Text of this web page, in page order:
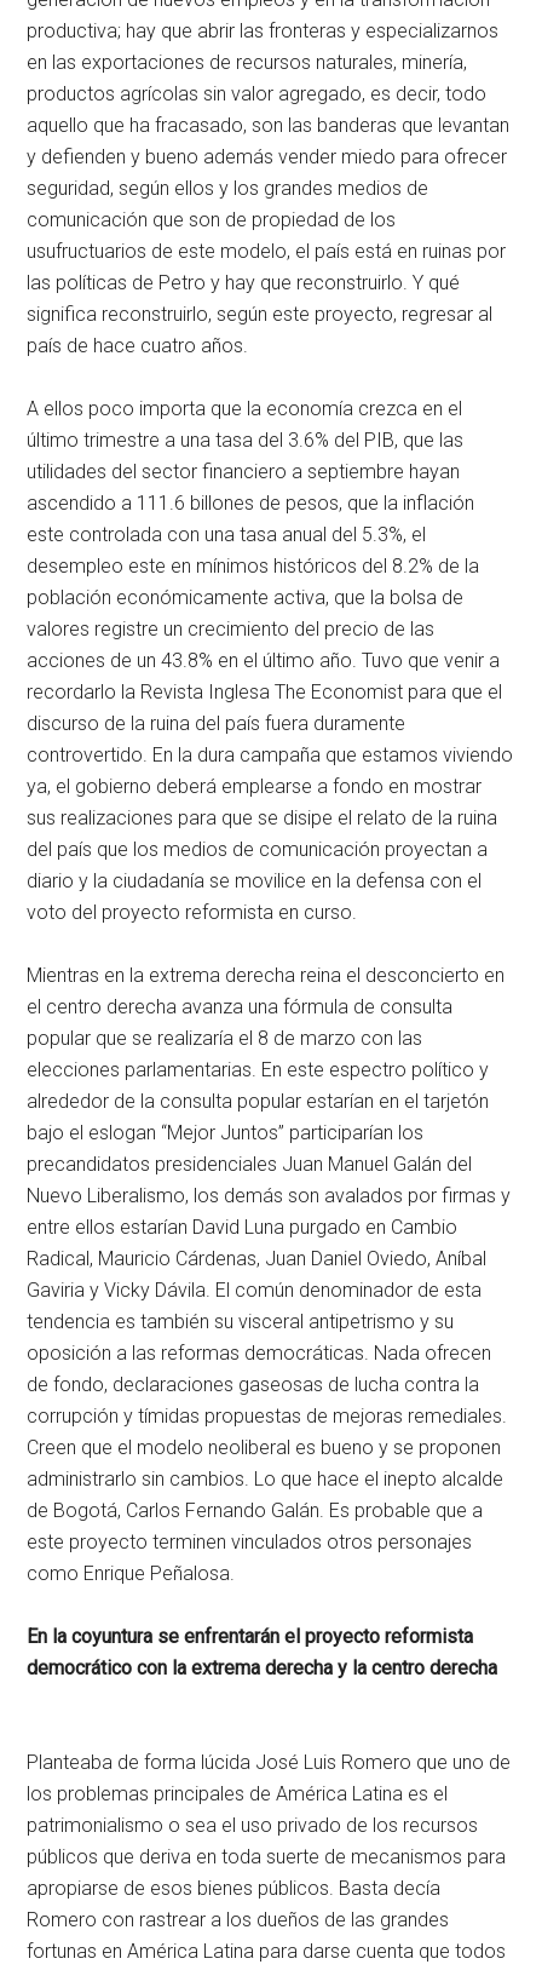
productiva; hay que abrir las fronteras y especializarnos
en las exportaciones de recursos naturales, minería,
productos agrícolas sin valor agregado, es decir, todo
aquello que ha fracasado, son las banderas que levantan
y defienden y bueno además vender miedo para ofrecer
seguridad, según ellos y los grandes medios de
comunicación que son de propiedad de los
usufructuarios de este modelo, el país está en ruinas por
las políticas de Petro y hay que reconstruirlo. Y qué
significa reconstruirlo, según este proyecto, regresar al
país de hace cuatro años.
A ellos poco importa que la economía crezca en el
último trimestre a una tasa del 3.6% del PIB, que las
utilidades del sector financiero a septiembre hayan
ascendido a 111.6 billones de pesos, que la inflación
este controlada con una tasa anual del 5.3%, el
desempleo este en mínimos históricos del 8.2% de la
población económicamente activa, que la bolsa de
valores registre un crecimiento del precio de las
acciones de un 43.8% en el último año. Tuvo que venir a
recordarlo la Revista Inglesa The Economist para que el
discurso de la ruina del país fuera duramente
controvertido. En la dura campaña que estamos viviendo
ya, el gobierno deberá emplearse a fondo en mostrar
sus realizaciones para que se disipe el relato de la ruina
del país que los medios de comunicación proyectan a
diario y la ciudadanía se movilice en la defensa con el
voto del proyecto reformista en curso.
Mientras en la extrema derecha reina el desconcierto en
el centro derecha avanza una fórmula de consulta
popular que se realizaría el 8 de marzo con las
elecciones parlamentarias. En este espectro político y
alrededor de la consulta popular estarían en el tarjetón
bajo el eslogan “Mejor Juntos” participarían los
precandidatos presidenciales Juan Manuel Galán del
Nuevo Liberalismo, los demás son avalados por firmas y
entre ellos estarían David Luna purgado en Cambio
Radical, Mauricio Cárdenas, Juan Daniel Oviedo, Aníbal
Gaviria y Vicky Dávila. El común denominador de esta
tendencia es también su visceral antipetrismo y su
oposición a las reformas democráticas. Nada ofrecen
de fondo, declaraciones gaseosas de lucha contra la
corrupción y tímidas propuestas de mejoras remediales.
Creen que el modelo neoliberal es bueno y se proponen
administrarlo sin cambios. Lo que hace el inepto alcalde
de Bogotá, Carlos Fernando Galán. Es probable que a
este proyecto terminen vinculados otros personajes
como Enrique Peñalosa.
En la coyuntura se enfrentarán el proyecto reformista
democrático con la extrema derecha y la centro derecha
Planteaba de forma lúcida José Luis Romero que uno de
los problemas principales de América Latina es el
patrimonialismo o sea el uso privado de los recursos
públicos que deriva en toda suerte de mecanismos para
apropiarse de esos bienes públicos. Basta decía
Romero con rastrear a los dueños de las grandes
fortunas en América Latina para darse cuenta que todos